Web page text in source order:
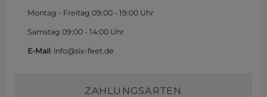
Montag - Freitag 09:00 - 19:00 Uhr
Samstag 09:00 - 14:00 Uhr
E-Mail: info@six-feet.de
ZAHLUNGSARTEN